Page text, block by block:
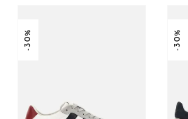
-30% -30%